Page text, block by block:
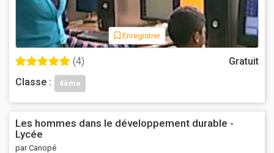
Enregistrer
(4)
Gratuit
Classe :
4ème
Les hommes dans le développement durable -
Lycée
par Canopé